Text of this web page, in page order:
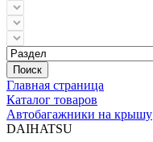
Поиск
Главная страница
Каталог товаров
Автобагажники на крышу
DAIHATSU